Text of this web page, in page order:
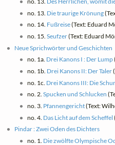
no. 13. Die traurige Krönung
no. 14. Fußreise(Text: Eduard
no. 15. Seufzer(Text: Eduard
Neue Sprichwörter und Geschichten
no. 1a. Drei Kanons I : Der Lump
no. 1b. Drei Kanons II: Der Taler
no. 1c. Drei Kanons III: Die Schur
no. 2. Spucken und Schlucken
no. 3. Pfannengericht(Text:
no. 4. Das Licht auf dem Scheffel
Pindar : Zwei Oden des Dichters
no. 1. Die zwölfte Olympische